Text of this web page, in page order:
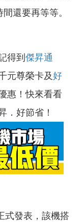
還要再等等。
得到 傑昇通
元尊榮卡及好
惠！快來看看
．好節省！
式發表，該機搭